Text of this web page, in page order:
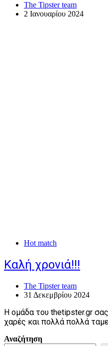
The Tipster team
2 Ιανουαρίου 2024
Hot match
Καλή χρονιά!!!
The Tipster team
31 Δεκεμβρίου 2024
Η ομάδα του thetipster.gr σας
χαρές και πολλά πολλά
Αναζήτηση